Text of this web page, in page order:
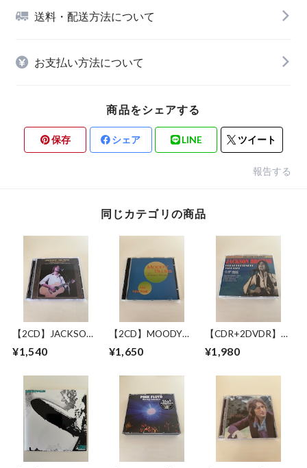
送料・配送方法について
お支払い方法について
商品をシェアする
保存 シェア LINE ツイート
報告する
同じカテゴリの商品
【2CD】JACKSON
BROWNE / LONG
BEACH 1978 MIKE
CASSETTES
¥1,540
【2CD】MOODY
BLUES WITH
SYMPHONY
JUNE 1993
¥1,650
【CDR+2DVDR】
JACKSON BROWNE
/ GREAT
¥1,980